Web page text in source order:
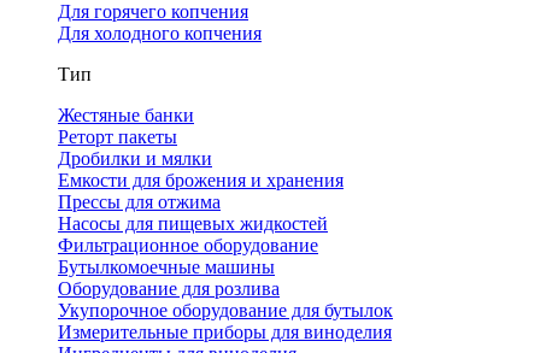
Для горячего копчения
Для холодного копчения
Тип
Жестяные банки
Реторт пакеты
Дробилки и мялки
Емкости для брожения и хранения
Прессы для отжима
Насосы для пищевых жидкостей
Фильтрационное оборудование
Бутылкомоечные машины
Оборудование для розлива
Укупорочное оборудование для бутылок
Измерительные приборы для виноделия